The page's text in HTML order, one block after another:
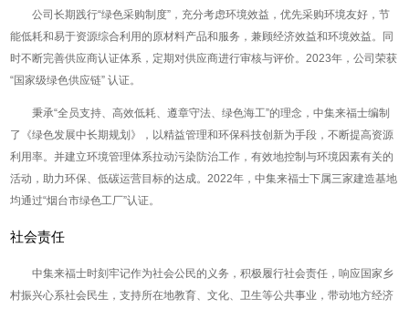
公司长期践行“绿色采购制度”，充分考虑环境效益，优先采购环境友好，节
能低耗和易于资源综合利用的原材料产品和服务，兼顾经济效益和环境效益。同
时不断完善供应商认证体系，定期对供应商进行审核与评价。2023年，公司荣获
“国家级绿色供应链” 认证。
秉承“全员支持、高效低耗、遵章守法、绿色海工”的理念，中集来福士编制
了《绿色发展中长期规划》，以精益管理和环保科技创新为手段，不断提高资源
利用率。并建立环境管理体系拉动污染防治工作，有效地控制与环境因素有关的
活动，助力环保、低碳运营目标的达成。2022年，中集来福士下属三家建造基地
均通过“烟台市绿色工厂”认证。
社会责任
中集来福士时刻牢记作为社会公民的义务，积极履行社会责任，响应国家乡
村振兴心系社会民生，支持所在地教育、文化、卫生等公共事业，带动地方经济